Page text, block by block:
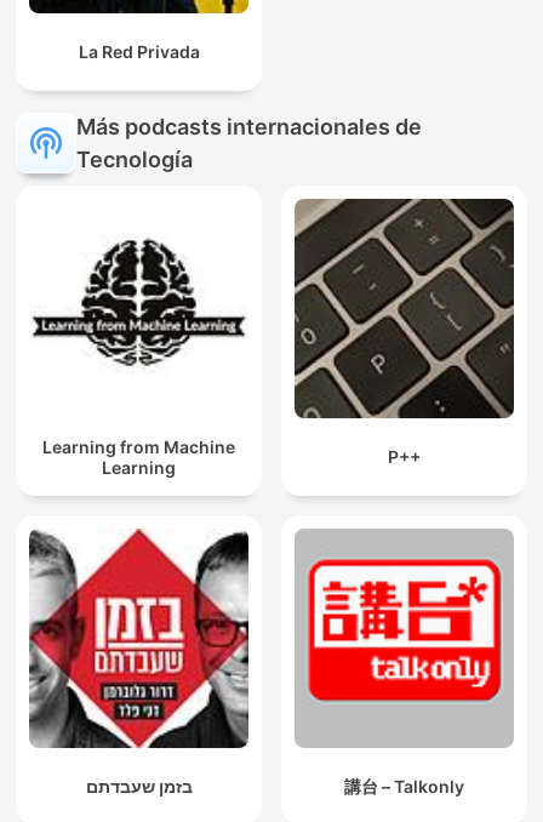
La Red Privada
Más podcasts internacionales de
Tecnología
Learning from Machine
Learning
P++
בזמן שעבדתם 講台 – Talkonly